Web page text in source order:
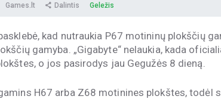
Games.lt Dalintis Geležis
kad nutraukia P67 motininų plokščių
gamyba. „Gigabyte“ nelaukia, kada
o jos pasirodys jau Gegužės 8 dieną.
H67 arba Z68 motinines plokštes, todėl